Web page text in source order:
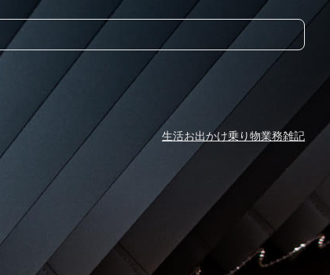
生活お出かけ乗り物業務雑記